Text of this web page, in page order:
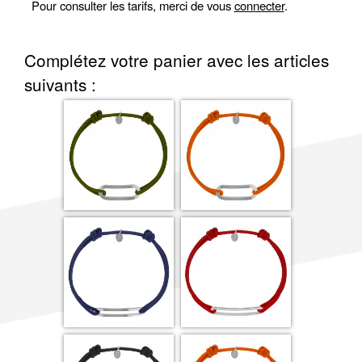
Pour consulter les tarifs, merci de vousconnecter.
Complétez votre panier avec les articles
suivants :